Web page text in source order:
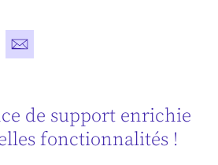
window
New window
de support enrichie
fonctionnalités !